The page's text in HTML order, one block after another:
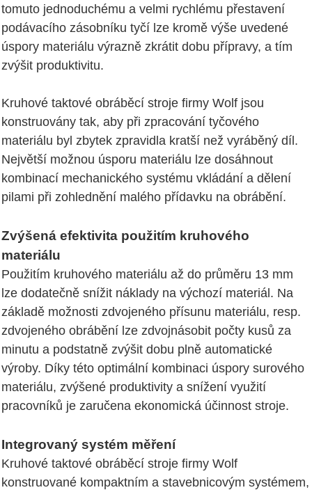
tomuto jednoduchému a velmi rychlému přestavení
podávacího zásobníku tyčí lze kromě výše uvedené
úspory materiálu výrazně zkrátit dobu přípravy, a tím
zvýšit produktivitu.
Kruhové taktové obráběcí stroje firmy Wolf jsou
konstruovány tak, aby při zpracování tyčového
materiálu byl zbytek zpravidla kratší než vyráběný díl.
Největší možnou úsporu materiálu lze dosáhnout
kombinací mechanického systému vkládání a dělení
pilami při zohlednění malého přídavku na obrábění.
Zvýšená efektivita použitím kruhového
materiálu
Použitím kruhového materiálu až do průměru 13 mm
lze dodatečně snížit náklady na výchozí materiál. Na
základě možnosti zdvojeného přísunu materiálu, resp.
zdvojeného obrábění lze zdvojnásobit počty kusů za
minutu a podstatně zvýšit dobu plně automatické
výroby. Díky této optimální kombinaci úspory surového
materiálu, zvýšené produktivity a snížení využití
pracovníků je zaručena ekonomická účinnost stroje.
Integrovaný systém měření
Kruhové taktové obráběcí stroje firmy Wolf
konstruované kompaktním a stavebnicovým systémem,